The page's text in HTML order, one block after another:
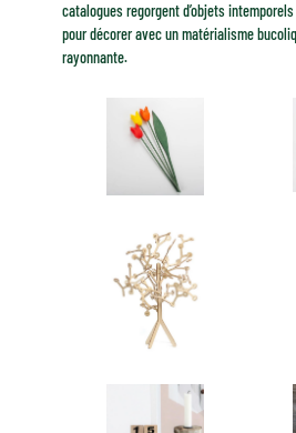
catalogues regorgent d’objets
pour décorer avec un matérialisme
rayonnante.